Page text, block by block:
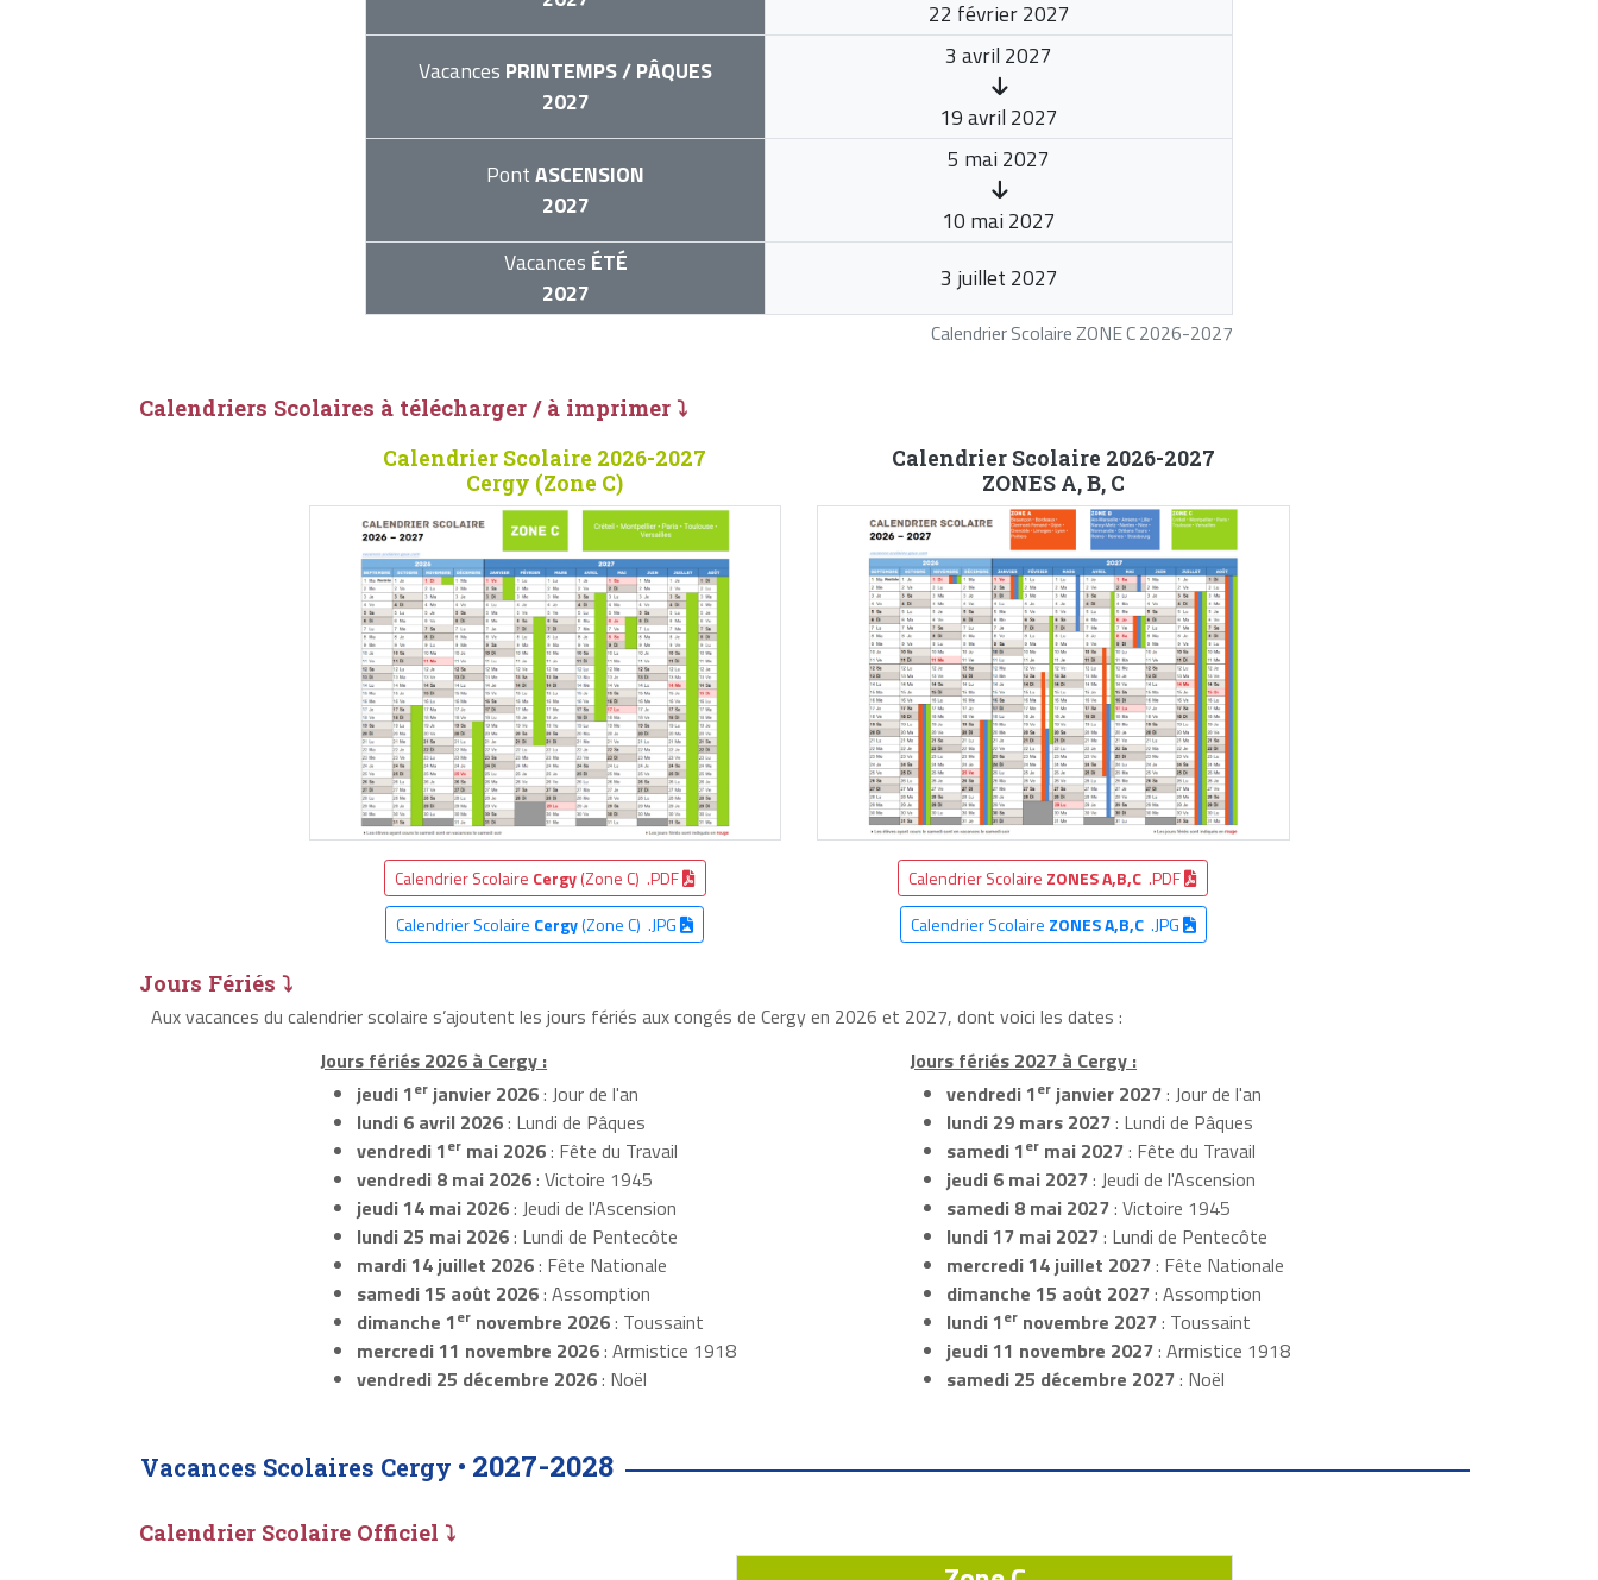
Calendrier Scolaire ZONE C 2026-2027
22 février 2027
Vacances PRINTEMPS / PÂQUES
2027
3 avril 2027
19 avril 2027
PontASCENSION
2027
5 mai 2027
10 mai 2027
Vacances ÉTÉ
2027
3 juillet 2027
Calendriers Scolaires à télécharger / à imprimer ⤵
Calendrier Scolaire 2026-2027
Cergy (Zone C)
Calendrier Scolaire Cergy(Zone C) .PDF
Calendrier Scolaire Cergy(Zone C) .JPG
Calendrier Scolaire 2026-2027
ZONES A, B, C
Calendrier Scolaire ZONES A,B,C .PDF
Calendrier Scolaire ZONES A,B,C.JPG
Jours Fériés ⤵
Aux vacances du calendrier scolaire s’ajoutent les jours fériés aux congés de Cergy en 2026 et 2027, dont voici les dates :
Jours fériés 2026 à Cergy :
jeudi 1erjanvier 2026: Jour de l'an
lundi 6 avril 2026: Lundi de Pâques
vendredi 1ermai 2026: Fête du Travail
vendredi 8 mai 2026: Victoire 1945
jeudi 14 mai 2026: Jeudi de l'Ascension
lundi 25 mai 2026: Lundi de Pentecôte
mardi 14 juillet 2026: Fête Nationale
samedi 15 août 2026: Assomption
dimanche 1ernovembre 2026: Toussaint
mercredi 11 novembre 2026: Armistice 1918
vendredi 25 décembre 2026: Noël
Jours fériés 2027 à Cergy :
vendredi 1erjanvier 2027: Jour de l'an
lundi 29 mars 2027: Lundi de Pâques
samedi 1ermai 2027: Fête du Travail
jeudi 6 mai 2027: Jeudi de l'Ascension
samedi 8 mai 2027: Victoire 1945
lundi 17 mai 2027: Lundi de Pentecôte
mercredi 14 juillet 2027: Fête Nationale
dimanche 15 août 2027: Assomption
lundi 1ernovembre 2027: Toussaint
jeudi 11 novembre 2027: Armistice 1918
samedi 25 décembre 2027: Noël
Vacances Scolaires Cergy • 2027-2028
Calendrier Scolaire Officiel ⤵